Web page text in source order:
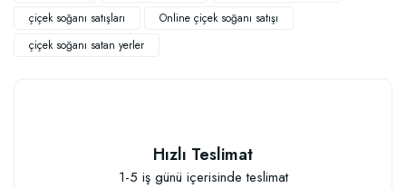
TÜKENDI
çiçek soğanı satışları
Online çiçek soğanı satışı
çiçek soğanı satan yerler
Hızlı Teslimat
1-5 iş günü içerisinde teslimat